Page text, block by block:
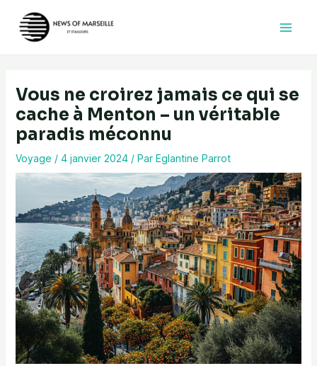
contenu
Vous ne croirez jamais ce qui se
cache à Menton – un véritable
paradis méconnu
Voyage / 4 janvier 2024 / Par Eglantine Parrot